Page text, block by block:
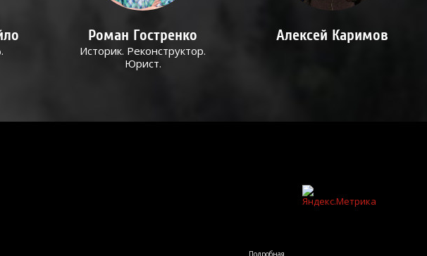
Роман Гостренко
Историк. Реконструктор.
Юрист.
Алексей Каримов